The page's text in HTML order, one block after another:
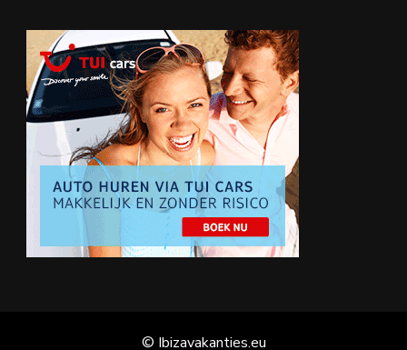
© Ibizavakanties.eu